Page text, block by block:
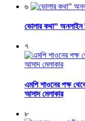
৬
ভোলার কথা” অনলাইন
৭
এমপি শাওনের পক্ষ
আসাদ মেলাকার
৮